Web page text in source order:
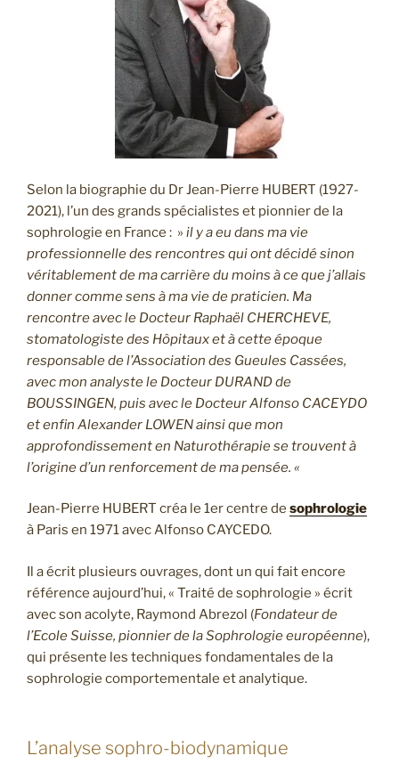
Selon la biographie du Dr Jean-Pierre HUBERT (1927-
2021), l’un des grands spécialistes et pionnier de la
sophrologie en France : » il y a eu dans ma vie
professionnelle des rencontres qui ont décidé sinon
véritablement de ma carrière du moins à ce que j’allais
donner comme sens à ma vie de praticien. Ma
rencontre avec le Docteur Raphaël CHERCHEVE,
stomatologiste des Hôpitaux et à cette époque
responsable de l’Association des Gueules Cassées,
avec mon analyste le Docteur DURAND de
BOUSSINGEN, puis avec le Docteur Alfonso CACEYDO
et enfin Alexander LOWEN ainsi que mon
approfondissement en Naturothérapie se trouvent à
l’origine d’un renforcement de ma pensée. «
Jean-Pierre HUBERT créa le 1er centre de sophrologie
à Paris en 1971 avec Alfonso CAYCEDO.
Il a écrit plusieurs ouvrages, dont un qui fait encore
référence aujourd’hui, « Traité de sophrologie » écrit
avec son acolyte, Raymond Abrezol (Fondateur de
l’Ecole Suisse, pionnier de la Sophrologie européenne),
qui présente les techniques fondamentales de la
sophrologie comportementale et analytique.
L’analyse sophro-biodynamique